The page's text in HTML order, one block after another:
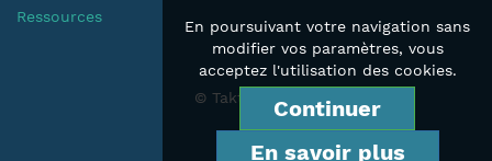
Ressources
© Taktik 2019
En poursuivant votre navigation sans
modifier vos paramètres, vous
acceptez l'utilisation des cookies.
Continuer
En savoir plus